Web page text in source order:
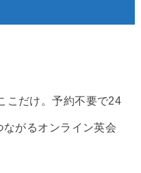
こだけ。予約不要で24
がるオンライン英会